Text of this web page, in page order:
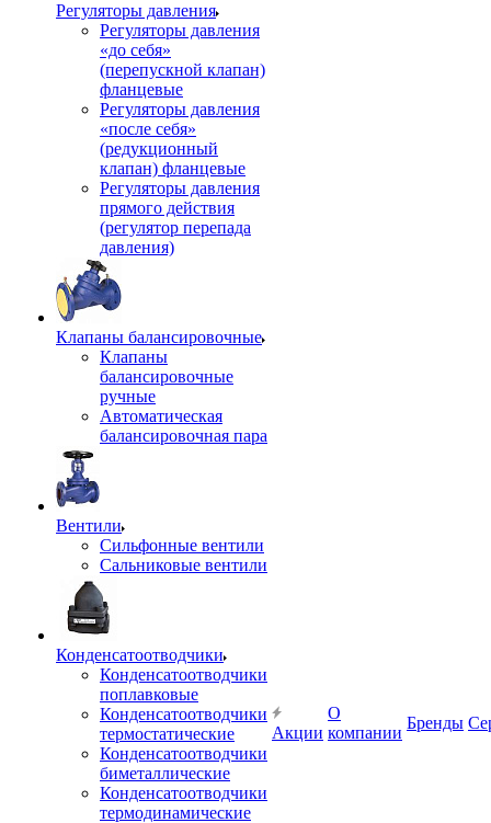
Регуляторы давления
Регуляторы давления
«до себя»
(перепускной клапан)
фланцевые
Регуляторы давления
«после себя»
(редукционный
клапан) фланцевые
Регуляторы давления
прямого действия
(регулятор перепада
давления)
Клапаны балансировочные
Клапаны
балансировочные
ручные
Автоматическая
балансировочная пара
Вентили
Сильфонные вентили
Сальниковые вентили
Конденсатоотводчики
Конденсатоотводчики
поплавковые
Конденсатоотводчики
термостатические
Конденсатоотводчики
биметаллические
Конденсатоотводчики
термодинамические
Акции
О
компании
Бренды